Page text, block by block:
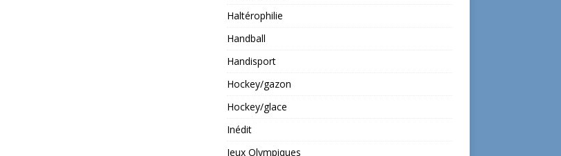
Haltérophilie
Handball
Handisport
Hockey/gazon
Hockey/glace
Inédit
Jeux Olympiques